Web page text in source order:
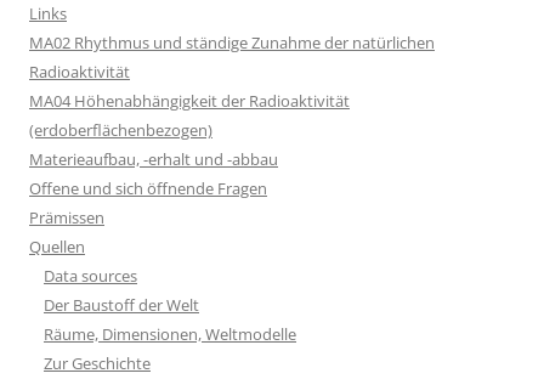
Links
MA02 Rhythmus und ständige Zunahme der natürlichen
Radioaktivität
MA04 Höhenabhängigkeit der Radioaktivität
(erdoberflächenbezogen)
Materieaufbau, -erhalt und -abbau
Offene und sich öffnende Fragen
Prämissen
Quellen
Data sources
Der Baustoff der Welt
Räume, Dimensionen, Weltmodelle
Zur Geschichte